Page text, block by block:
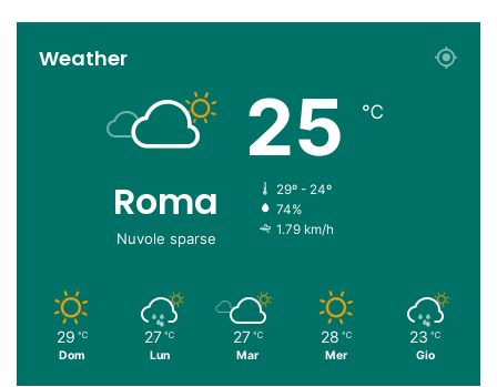
Weather
Roma
Nuvole sparse
25 ℃
29º - 24º
74%
1.79 km/h
29 ℃
Dom
27 ℃
Lun
27 ℃
Mar
28 ℃
Mer
23 ℃
Gio